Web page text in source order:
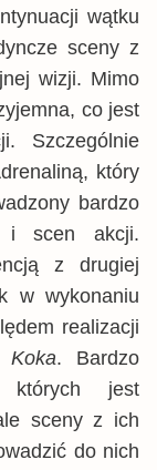
wątku
sceny z
wizji. Mimo
co jest
Szczególnie
który
bardzo
i scen akcji.
z drugiej
w wykonaniu
realizacji
Koka. Bardzo
których jest
sceny z ich
do nich